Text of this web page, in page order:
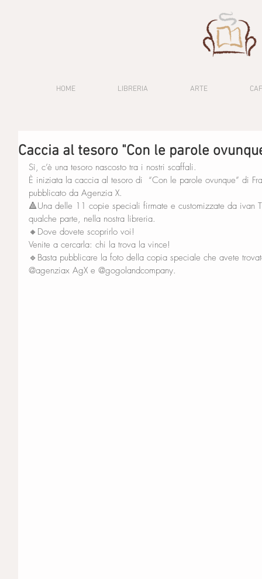
HOME LIBRERIA ARTE
Caccia al tesoro "Con le parole
Sì, c’è una tesoro nascosto tra i nostri scaffali.
È iniziata la caccia al tesoro di  “Con le parole ovunque” di
pubblicato da Agenzia X.
🔺Una delle 11 copie speciali firmate e customizzate da ivan
qualche parte, nella nostra libreria.
🔸Dove dovete scoprirlo voi!
Venite a cercarla: chi la trova la vince!
🔹Basta pubblicare la foto della copia speciale che avete
@agenziax AgX e @gogolandcompany.